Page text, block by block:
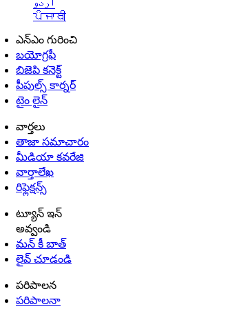
اردو
ਪੰਜਾਬੀ
ఎన్ఎం గురించి
బయోగ్రఫీ
బిజెపి కనెక్ట్
పీపుల్స్ కార్నర్
టైం లైన్
వార్తలు
తాజా సమాచారం
మీడియా కవరేజి
వార్తాలేఖ
రిఫ్లెక్షన్స్
ట్యూన్ ఇన్
అవ్వండి
మన్ కీ బాత్
లైవ్ చూడండి
పరిపాలన
పరిపాలనా